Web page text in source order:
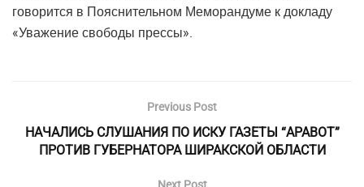
говорится в Пояснительном Меморандуме к докладу
«Уважение свободы прессы».
Previous Post
НАЧАЛИСЬ СЛУШАНИЯ ПО ИСКУ ГАЗЕТЫ “АРАВОТ”
ПРОТИВ ГУБЕРНАТОРА ШИРАКСКОЙ ОБЛАСТИ